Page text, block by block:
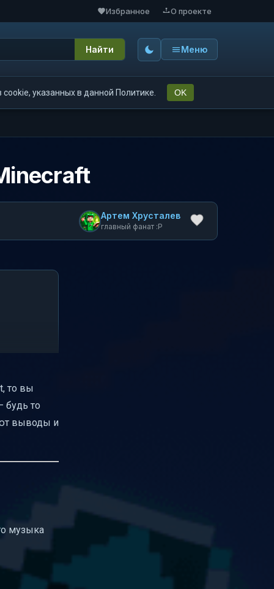
Избранное О проекте
Найти Меню
указанных в данной Политике. OK
Артем Хрусталев
главный фанат :P
то вы
будь то
выводы и
музыка